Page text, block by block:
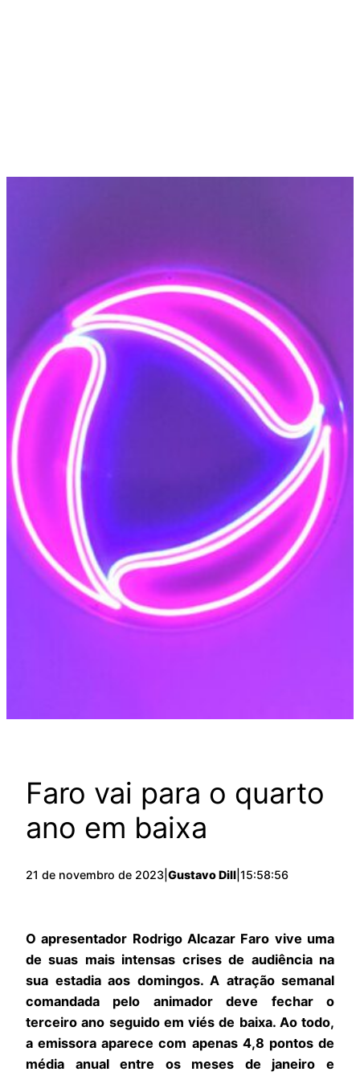
Faro vai para o quarto
ano em baixa
21 de novembro de 2023 Gustavo Dill 15:58:56
O apresentador Rodrigo Alcazar Faro vive uma
de suas mais intensas crises de audiência na
sua estadia aos domingos. A atração semanal
comandada pelo animador deve fechar o
terceiro ano seguido em viés de baixa. Ao todo,
a emissora aparece com apenas 4,8 pontos de
média anual entre os meses de janeiro e